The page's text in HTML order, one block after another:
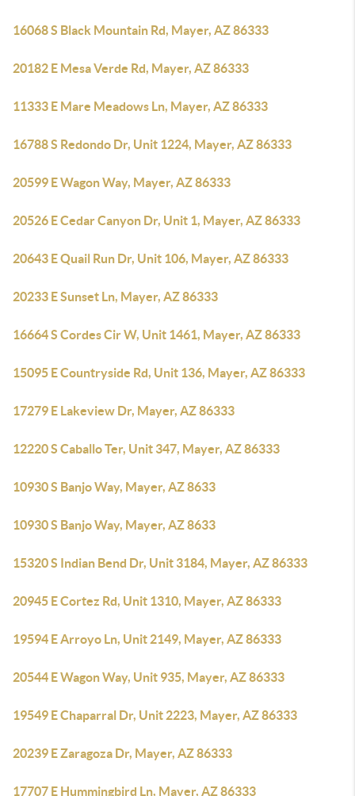
16068 S Black Mountain Rd, Mayer, AZ 86333
20182 E Mesa Verde Rd, Mayer, AZ 86333
11333 E Mare Meadows Ln, Mayer, AZ 86333
16788 S Redondo Dr, Unit 1224, Mayer, AZ 86333
20599 E Wagon Way, Mayer, AZ 86333
20526 E Cedar Canyon Dr, Unit 1, Mayer, AZ 86333
20643 E Quail Run Dr, Unit 106, Mayer, AZ 86333
20233 E Sunset Ln, Mayer, AZ 86333
16664 S Cordes Cir W, Unit 1461, Mayer, AZ 86333
15095 E Countryside Rd, Unit 136, Mayer, AZ 86333
17279 E Lakeview Dr, Mayer, AZ 86333
12220 S Caballo Ter, Unit 347, Mayer, AZ 86333
10930 S Banjo Way, Mayer, AZ 8633
10930 S Banjo Way, Mayer, AZ 8633
15320 S Indian Bend Dr, Unit 3184, Mayer, AZ 86333
20945 E Cortez Rd, Unit 1310, Mayer, AZ 86333
19594 E Arroyo Ln, Unit 2149, Mayer, AZ 86333
20544 E Wagon Way, Unit 935, Mayer, AZ 86333
19549 E Chaparral Dr, Unit 2223, Mayer, AZ 86333
20239 E Zaragoza Dr, Mayer, AZ 86333
17707 E Hummingbird Ln, Mayer, AZ 86333